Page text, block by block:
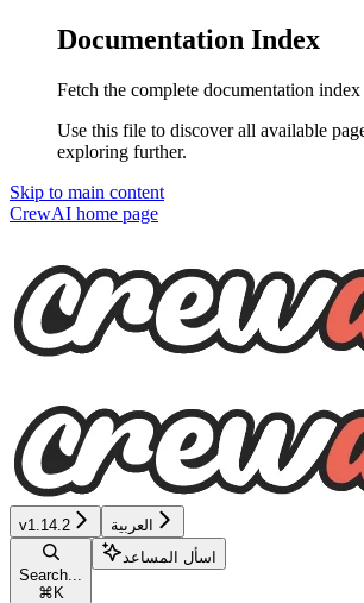
Documentation Index
Fetch the complete documentation index
Use this file to discover all available
exploring further.
Skip to main content
CrewAI home page
v1.14.2 العربية
Search...
⌘ K
اسأل المساعد